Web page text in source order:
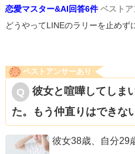
恋愛マスター&AI回答6件 ベスト
どうやってLINEのラリーを止めず
ベストアンサーあり
彼女と喧嘩してしま
た。もう仲直りはできな
彼女38歳、自分29